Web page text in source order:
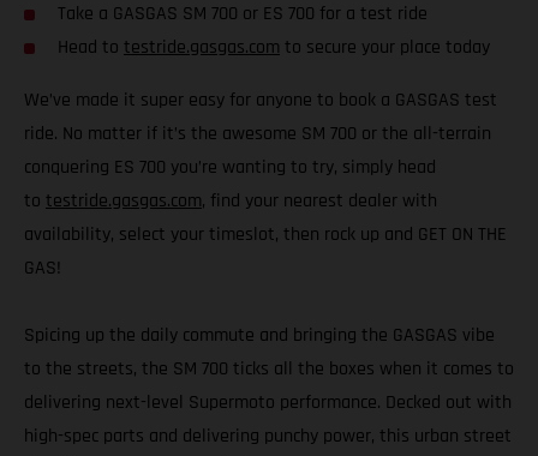
Take a GASGAS SM 700 or ES 700 for a test ride
Head to testride.gasgas.com to secure your place today
We’ve made it super easy for anyone to book a GASGAS test
ride. No matter if it’s the awesome SM 700 or the all-terrain
conquering ES 700 you’re wanting to try, simply head
to testride.gasgas.com, find your nearest dealer with
availability, select your timeslot, then rock up and GET ON THE
GAS!
Spicing up the daily commute and bringing the GASGAS vibe
to the streets, the SM 700 ticks all the boxes when it comes to
delivering next-level Supermoto performance. Decked out with
high-spec parts and delivering punchy power, this urban street